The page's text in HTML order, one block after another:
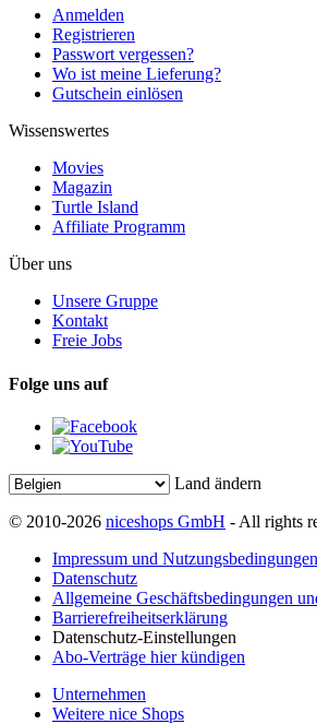
Anmelden
Registrieren
Passwort vergessen?
Wo ist meine Lieferung?
Gutschein einlösen
Wissenswertes
Movies
Magazin
Turtle Island
Affiliate Programm
Über uns
Unsere Gruppe
Kontakt
Freie Jobs
Folge uns auf
Land ändern
© 2010-2026 niceshops GmbH - All rights
Impressum und Nutzungsbedingungen
Datenschutz
Allgemeine Geschäftsbedingungen
Barrierefreiheitserklärung
Datenschutz-Einstellungen
Abo-Verträge hier kündigen
Unternehmen
Weitere nice Shops